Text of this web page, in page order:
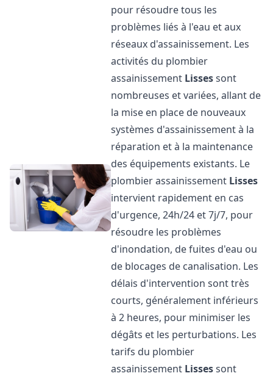
pour résoudre tous les
problèmes liés à l'eau et aux
réseaux d'assainissement. Les
activités du plombier
assainissement Lissessont
nombreuses et variées, allant de
la mise en place de nouveaux
systèmes d'assainissement à la
réparation et à la maintenance
des équipements existants. Le
plombier assainissement Lisses
intervient rapidement en cas
d'urgence, 24h/24 et 7j/7, pour
résoudre les problèmes
d'inondation, de fuites d'eau ou
de blocages de canalisation. Les
délais d'intervention sont très
courts, généralement inférieurs
à 2 heures, pour minimiser les
dégâts et les perturbations. Les
tarifs du plombier
assainissement Lissessont